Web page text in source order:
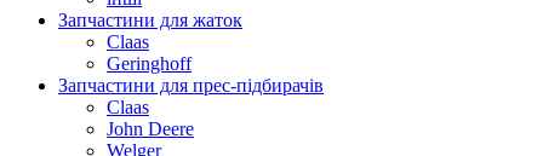
Запчастини для жаток
Claas
Geringhoff
Запчастини для прес-підбирачів
Claas
John Deere
Welger